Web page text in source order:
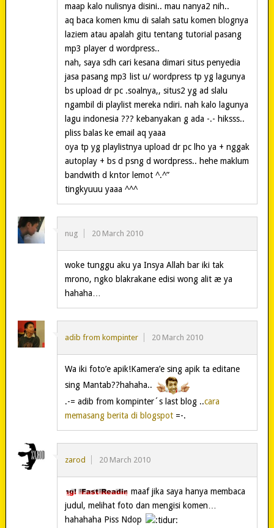
maap kalo nulisnya disini.. mau nanya2 nih..
aq baca komen kmu di salah satu komen blognya
laziem atau apalah gitu tentang tutorial pasang
mp3 player d wordpress..
nah, saya sdh cari kesana dimari situs penyedia
jasa pasang mp3 list u/ wordpress tp yg lagunya
bs upload dr pc .soalnya,, situs2 yg ad slalu
ngambil di playlist mereka ndiri. nah kalo lagunya
lagu indonesia ??? kebanyakan g ada -.- hiksss..
pliss balas ke email aq yaaa
oya tp yg playlistnya upload dr pc lho ya + nggak
autoplay + bs d psng d wordpress.. hehe maklum
bandwith d kntor lemot ^.^”
tingkyuuu yaaa ^^^
nug 20 March 2010
woke tunggu aku ya Insya Allah bar iki tak
mrono, ngko blakrakane edisi wong alit æ ya
hahaha…
adib from kompinter 20 March 2010
Wa iki foto’e apik!Kamera’e sing apik ta editane
sing Mantab??hahaha..
.-= adib from kompinter´s last blog ..cara
memasang berita di blogspot=-.
zarod 20 March 2010
maaf jika saya hanya membaca
judul, melihat foto dan mengisi komen…
hahahaha Piss Ndop